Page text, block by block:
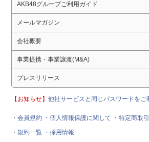
AKB48グループご利用ガイド
メールマガジン
会社概要
事業提携・事業譲渡(M&A)
プレスリリース
【お知らせ】他社サービスと同じパスワードをご
・会員規約 ・個人情報保護に関して
・特定商取
・規約一覧 ・採用情報